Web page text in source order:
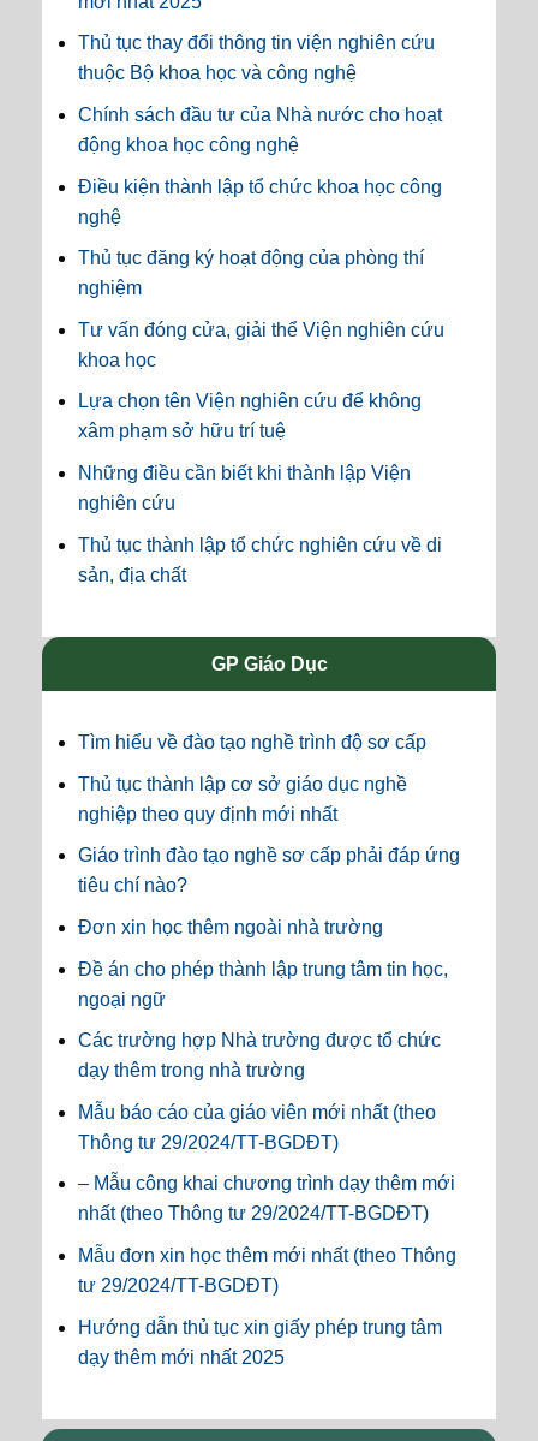
Thủ tục thay đổi thông tin viện nghiên cứu
thuộc Bộ khoa học và công nghệ
Chính sách đầu tư của Nhà nước cho hoạt
động khoa học công nghệ
Điều kiện thành lập tổ chức khoa học công
nghệ
Thủ tục đăng ký hoạt động của phòng thí
nghiệm
Tư vấn đóng cửa, giải thể Viện nghiên cứu
khoa học
Lựa chọn tên Viện nghiên cứu để không
xâm phạm sở hữu trí tuệ
Những điều cần biết khi thành lập Viện
nghiên cứu
Thủ tục thành lập tổ chức nghiên cứu về di
sản, địa chất
GP Giáo Dục
Tìm hiểu về đào tạo nghề trình độ sơ cấp
Thủ tục thành lập cơ sở giáo dục nghề
nghiệp theo quy định mới nhất
Giáo trình đào tạo nghề sơ cấp phải đáp ứng
tiêu chí nào?
Đơn xin học thêm ngoài nhà trường
Đề án cho phép thành lập trung tâm tin học,
ngoại ngữ
Các trường hợp Nhà trường được tổ chức
dạy thêm trong nhà trường
Mẫu báo cáo của giáo viên mới nhất (theo
Thông tư 29/2024/TT-BGDĐT)
– Mẫu công khai chương trình dạy thêm mới
nhất (theo Thông tư 29/2024/TT-BGDĐT)
Mẫu đơn xin học thêm mới nhất (theo Thông
tư 29/2024/TT-BGDĐT)
Hướng dẫn thủ tục xin giấy phép trung tâm
dạy thêm mới nhất 2025